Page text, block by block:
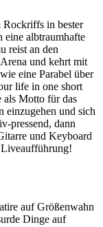
Rockriffs in bester
albtraumhafte
reist an den
und kehrt mit
eine Parabel über
life in one short
als Motto für das
einzugehen und sich
pressend, dann
und Keyboard
auf Größenwahn
Dinge auf